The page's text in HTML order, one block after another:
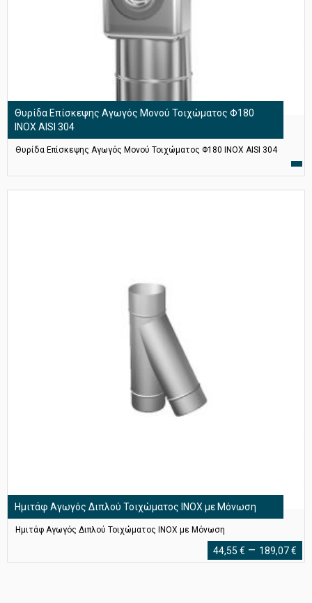
Θυρίδα Επίσκεψης Αγωγός Μονού Τοιχώματος Φ180
ΙΝΟΧ AISI 304
Θυρίδα Επίσκεψης Αγωγός Μονού Τοιχώματος Φ180 ΙΝΟΧ AISI 304
Ημιτάφ Αγωγός Διπλού Τοιχώματος ΙΝΟΧ με Μόνωση
Ημιτάφ Αγωγός Διπλού Τοιχώματος ΙΝΟΧ με Μόνωση
44,55 € – 189,07€